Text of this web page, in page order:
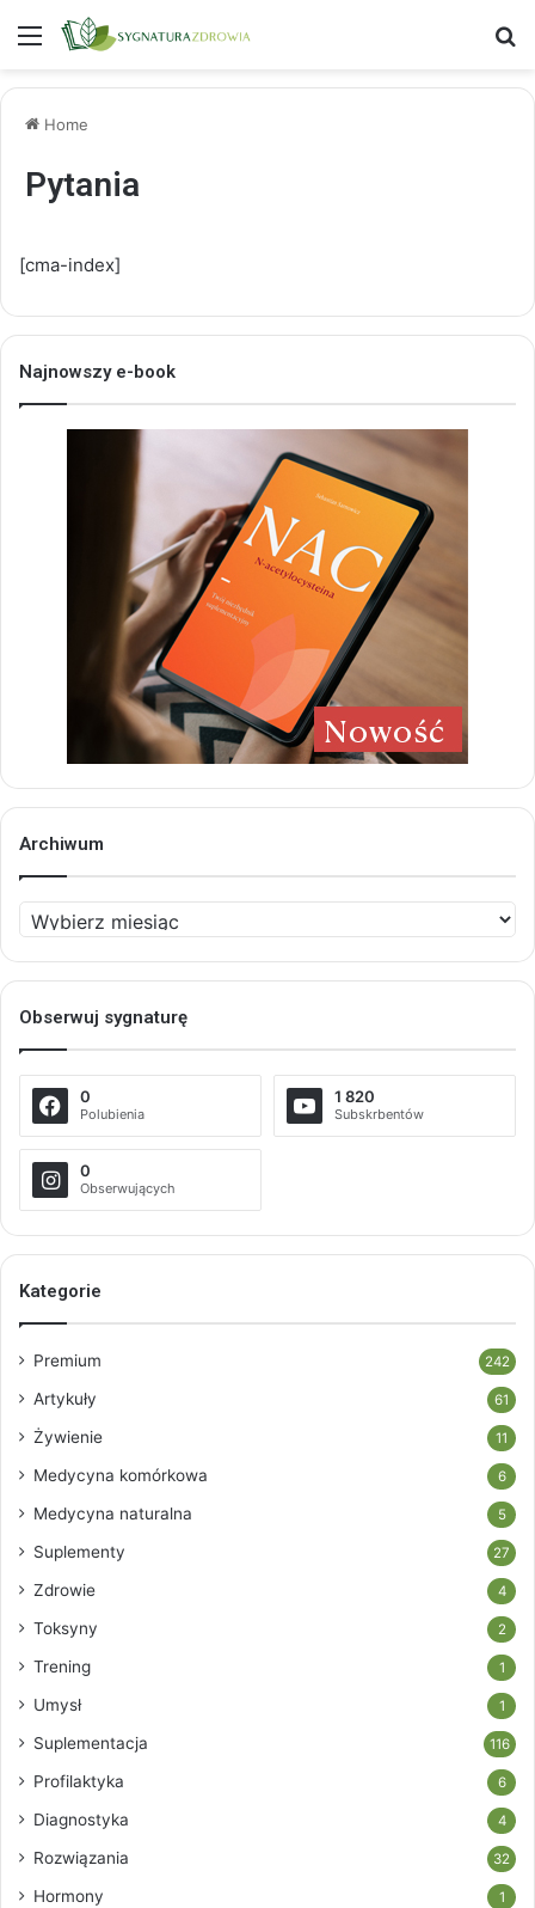
Menu
Home
Pytania
[cma-index]
Najnowszy e-book
Archiwum
Archiwum
Obserwuj sygnaturę
0
Polubienia
1 820
Subskrbentów
0
Obserwujących
Kategorie
Premium 242
Artykuły 61
Żywienie 11
Medycyna komórkowa 6
Medycyna naturalna 5
Suplementy 27
Zdrowie 4
Toksyny 2
Trening 1
Umysł 1
Suplementacja 116
Profilaktyka 6
Diagnostyka 4
Rozwiązania 32
Hormony 1